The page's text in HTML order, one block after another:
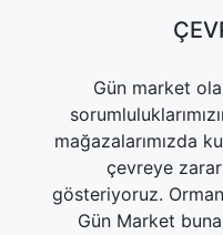
Gün market
mağazalarımızda
çevreye
gösteriyoruz.
Gün Market